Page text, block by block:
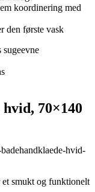
koordinering med
den første vask
70×140
hvid-
smukt og funktionelt